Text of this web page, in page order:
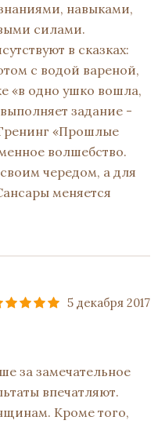
навыками,
силами.
в сказках:
с водой вареной,
«в одно ушко вошла,
задание -
«Прошлые
волшебство.
чередом, а для
меняется
5 декабря 2017
за замечательное
впечатляют.
Кроме того,